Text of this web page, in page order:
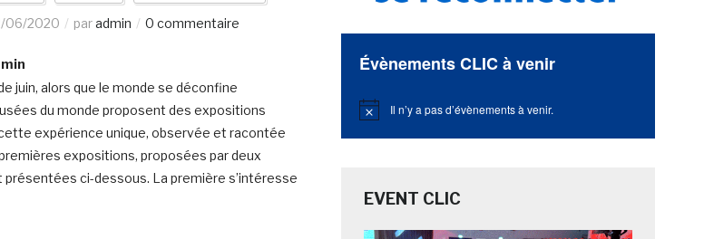
06/2020 paradmin 0 commentaire
min
juin, alors que le monde se déconfine
du monde proposent des expositions
expérience unique, observée et racontée
expositions, proposées par deux
ci-dessous. La première s’intéresse
Évènements CLIC à venir
Notice Il n’y a pas d’évènements à venir.
EVENT CLIC